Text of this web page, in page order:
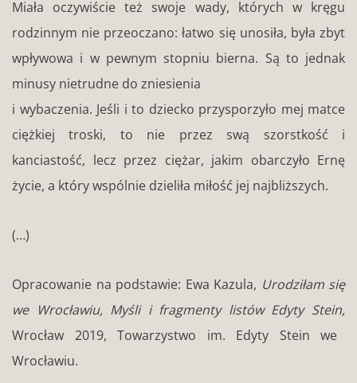
Miała oczywiście też swoje wady, których w kręgu
rodzinnym nie przeoczano: łatwo się unosiła, była zbyt
wpływowa i w pewnym stopniu bierna. Są to jednak
minusy nietrudne do zniesienia
i wybaczenia. Jeśli i to dziecko przysporzyło mej matce
ciężkiej troski, to nie przez swą szorstkość i
kanciastość, lecz przez ciężar, jakim obarczyło Ernę
życie, a który wspólnie dzieliła miłość jej najbliższych.
(…)
Opracowanie na podstawie: Ewa Kazula, Urodziłam się
we Wrocławiu, Myśli i fragmenty listów Edyty Stein,
Wrocław 2019, Towarzystwo im. Edyty Stein we
Wrocławiu.